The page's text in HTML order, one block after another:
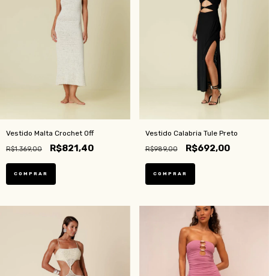
Vestido Malta Crochet Off
R$1.369,00 R$821,40
COMPRAR
Vestido Calabria Tule Preto
R$989,00 R$692,00
COMPRAR